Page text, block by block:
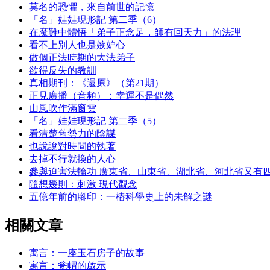
莫名的恐懼，來自前世的記憶
「名」娃娃現形記 第二季（6）
在魔難中體悟「弟子正念足，師有回天力」的法理
看不上別人也是嫉妒心
做個正法時期的大法弟子
欲得反失的教訓
真相期刊：《還原》（第21期）
正見廣播（音頻）：幸運不是偶然
山風吹作滿窗雲
「名」娃娃現形記 第二季（5）
看清楚舊勢力的陰謀
也說說對時間的執著
去掉不行就換的人心
參與迫害法輪功 廣東省、山東省、湖北省、河北省又有
隨想幾則：刺激 現代觀念
五億年前的腳印：一樁科學史上的未解之謎
相關文章
寓言：一座玉石房子的故事
寓言：瓮帽的啟示